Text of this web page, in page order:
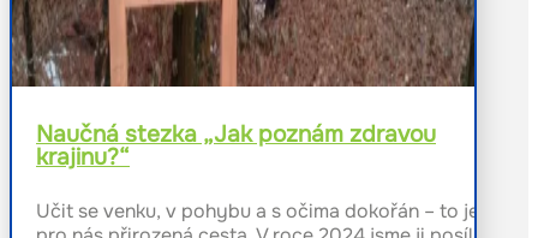
Naučná stezka „Jak poznám zdravou
krajinu?“
Učit se venku, v pohybu a s očima dokořán – to je